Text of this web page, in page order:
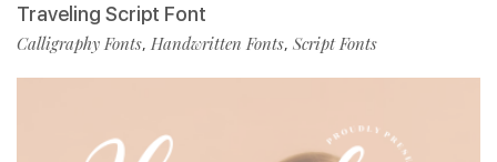
Traveling Script Font
Calligraphy Fonts, Handwritten Fonts, Script Fonts